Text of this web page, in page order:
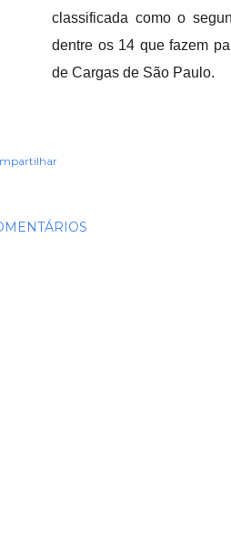
classificada como o
dentre os 14 que fazem
de Cargas de São Paulo.